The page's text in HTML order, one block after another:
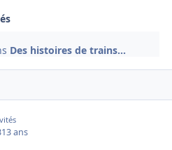
Des histoires de trains...
13 ans